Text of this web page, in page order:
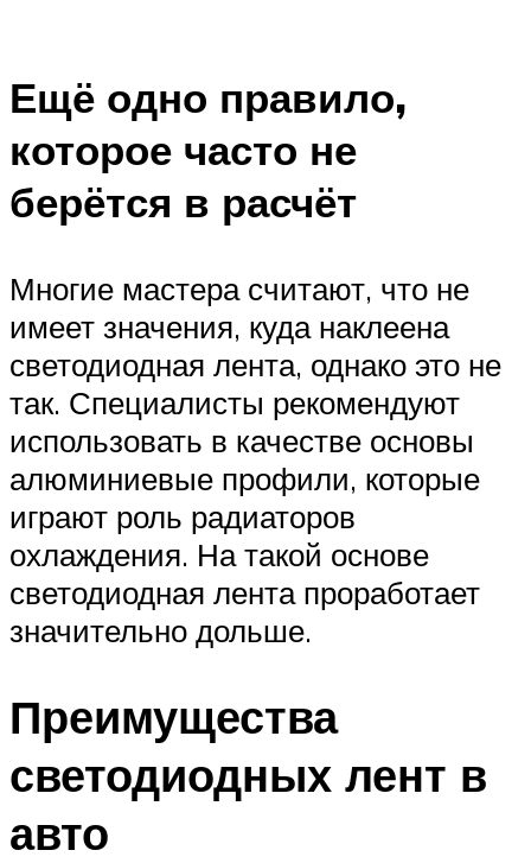
Ещё одно правило,
которое часто не
берётся в расчёт
Многие мастера считают, что не
имеет значения, куда наклеена
светодиодная лента, однако это не
так. Специалисты рекомендуют
использовать в качестве основы
алюминиевые профили, которые
играют роль радиаторов
охлаждения. На такой основе
светодиодная лента проработает
значительно дольше.
Преимущества
светодиодных лент в
авто